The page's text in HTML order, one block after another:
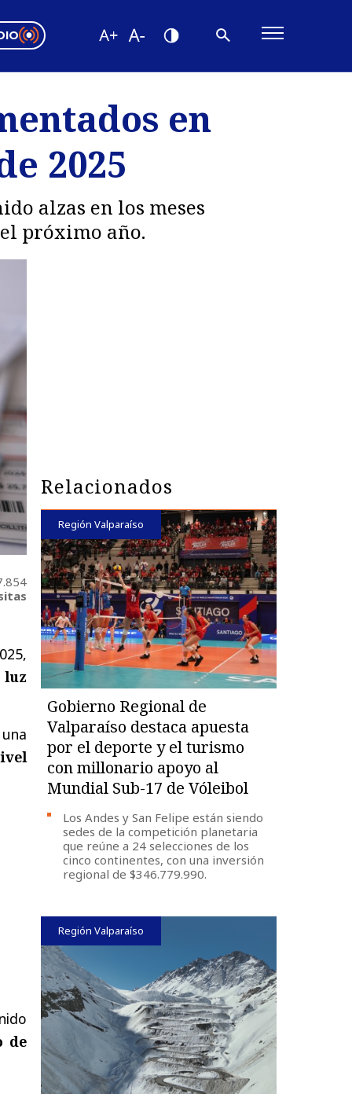
en
2025
alzas en los meses
próximo año.
luz
de
Relacionados
Región Valparaíso
Gobierno Regional de
Valparaíso destaca apuesta
por el deporte y el turismo
con millonario apoyo al
Mundial Sub-17 de Vóleibol
Los Andes y San Felipe están siendo
sedes de la competición planetaria
que reúne a 24 selecciones de los
cinco continentes, con una inversión
regional de $346.779.990.
Región Valparaíso